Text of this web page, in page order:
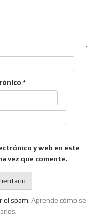
*
y web en este
vez que comente.
el spam. Aprende cómo se
.